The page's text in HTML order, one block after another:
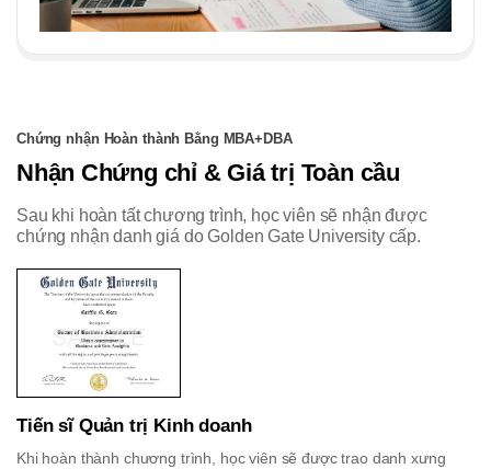
Chứng nhận Hoàn thành Bằng MBA+DBA
Nhận Chứng chỉ & Giá trị Toàn cầu
Sau khi hoàn tất chương trình, học viên sẽ nhận được
chứng nhận danh giá do Golden Gate University cấp.
Tiến sĩ Quản trị Kinh doanh
Khi hoàn thành chương trình, học viên sẽ được trao danh xưng